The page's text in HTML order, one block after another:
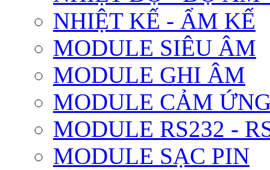
NHIỆT KẾ - ẨM KẾ
MODULE SIÊU ÂM
MODULE GHI ÂM
MODULE CẢM
MODULE RS232 -
MODULE SẠC PIN